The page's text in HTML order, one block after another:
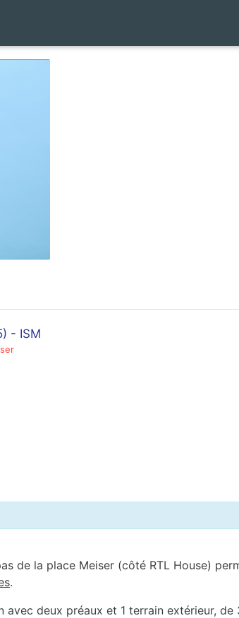
- ISM
de la place Meiser (côté RTL House)
.
deux préaux et 1 terrain extérieur,